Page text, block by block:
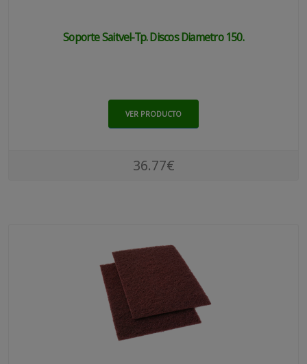
Soporte Saitvel-Tp. Discos Diametro 150.
VER PRODUCTO
36.77€